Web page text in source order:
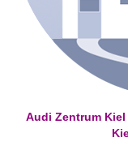
Audi Zentrum